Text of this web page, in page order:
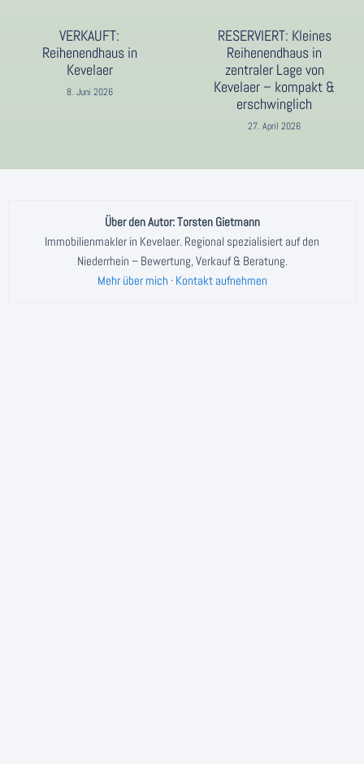
VERKAUFT:
Reihenendhaus in
Kevelaer
8. Juni 2026
RESERVIERT: Kleines
Reihenendhaus in
zentraler Lage von
Kevelaer – kompakt &
erschwinglich
27. April 2026
Über den Autor: Torsten Gietmann
Immobilienmakler in Kevelaer. Regional spezialisiert auf den
Niederrhein – Bewertung, Verkauf & Beratung.
Mehr über mich · Kontakt aufnehmen